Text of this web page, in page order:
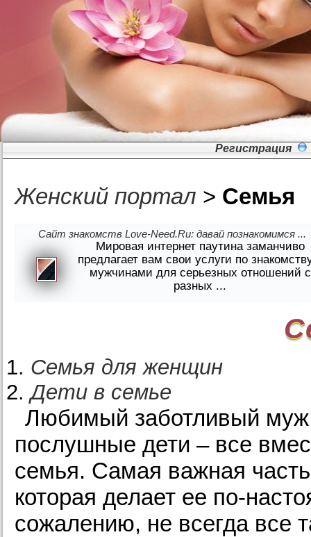
Регистрация
Женский портал > Семья
Сайт знакомств Love-Need.Ru: давай познакомимся ...
Мировая интернет паутина заманчиво
предлагает вам свои услуги по
мужчинами для серьезных отношений с
разных ...
Семья для женщин
Дети в семье
Любимый заботливый
послушные дети – все
семья. Самая важная
которая делает ее по-
сожалению, не всегда все